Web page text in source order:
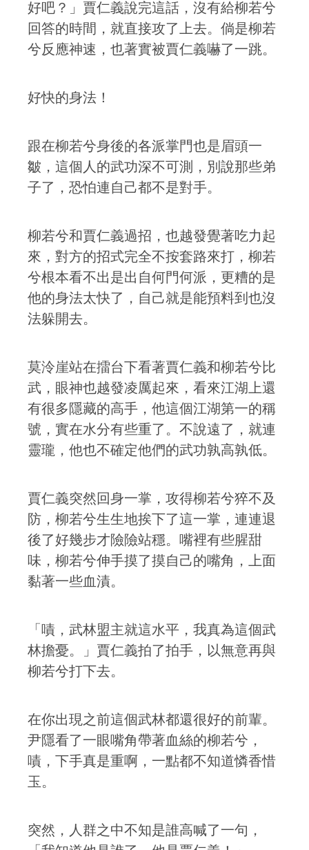
好吧？」賈仁義說完這話，沒有給柳若兮
回答的時間，就直接攻了上去。倘是柳若
兮反應神速，也著實被賈仁義嚇了一跳。
好快的身法！
跟在柳若兮身後的各派掌門也是眉頭一
皺，這個人的武功深不可測，別說那些弟
子了，恐怕連自己都不是對手。
柳若兮和賈仁義過招，也越發覺著吃力起
來，對方的招式完全不按套路來打，柳若
兮根本看不出是出自何門何派，更糟的是
他的身法太快了，自己就是能預料到也沒
法躲開去。
莫泠崖站在擂台下看著賈仁義和柳若兮比
武，眼神也越發凌厲起來，看來江湖上還
有很多隱藏的高手，他這個江湖第一的稱
號，實在水分有些重了。不說遠了，就連
靈瓏，他也不確定他們的武功孰高孰低。
賈仁義突然回身一掌，攻得柳若兮猝不及
防，柳若兮生生地挨下了這一掌，連連退
後了好幾步才險險站穩。嘴裡有些腥甜
味，柳若兮伸手摸了摸自己的嘴角，上面
黏著一些血漬。
「嘖，武林盟主就這水平，我真為這個武
林擔憂。」賈仁義拍了拍手，以無意再與
柳若兮打下去。
在你出現之前這個武林都還很好的前輩。
尹隱看了一眼嘴角帶著血絲的柳若兮，
嘖，下手真是重啊，一點都不知道憐香惜
玉。
突然，人群之中不知是誰高喊了一句，